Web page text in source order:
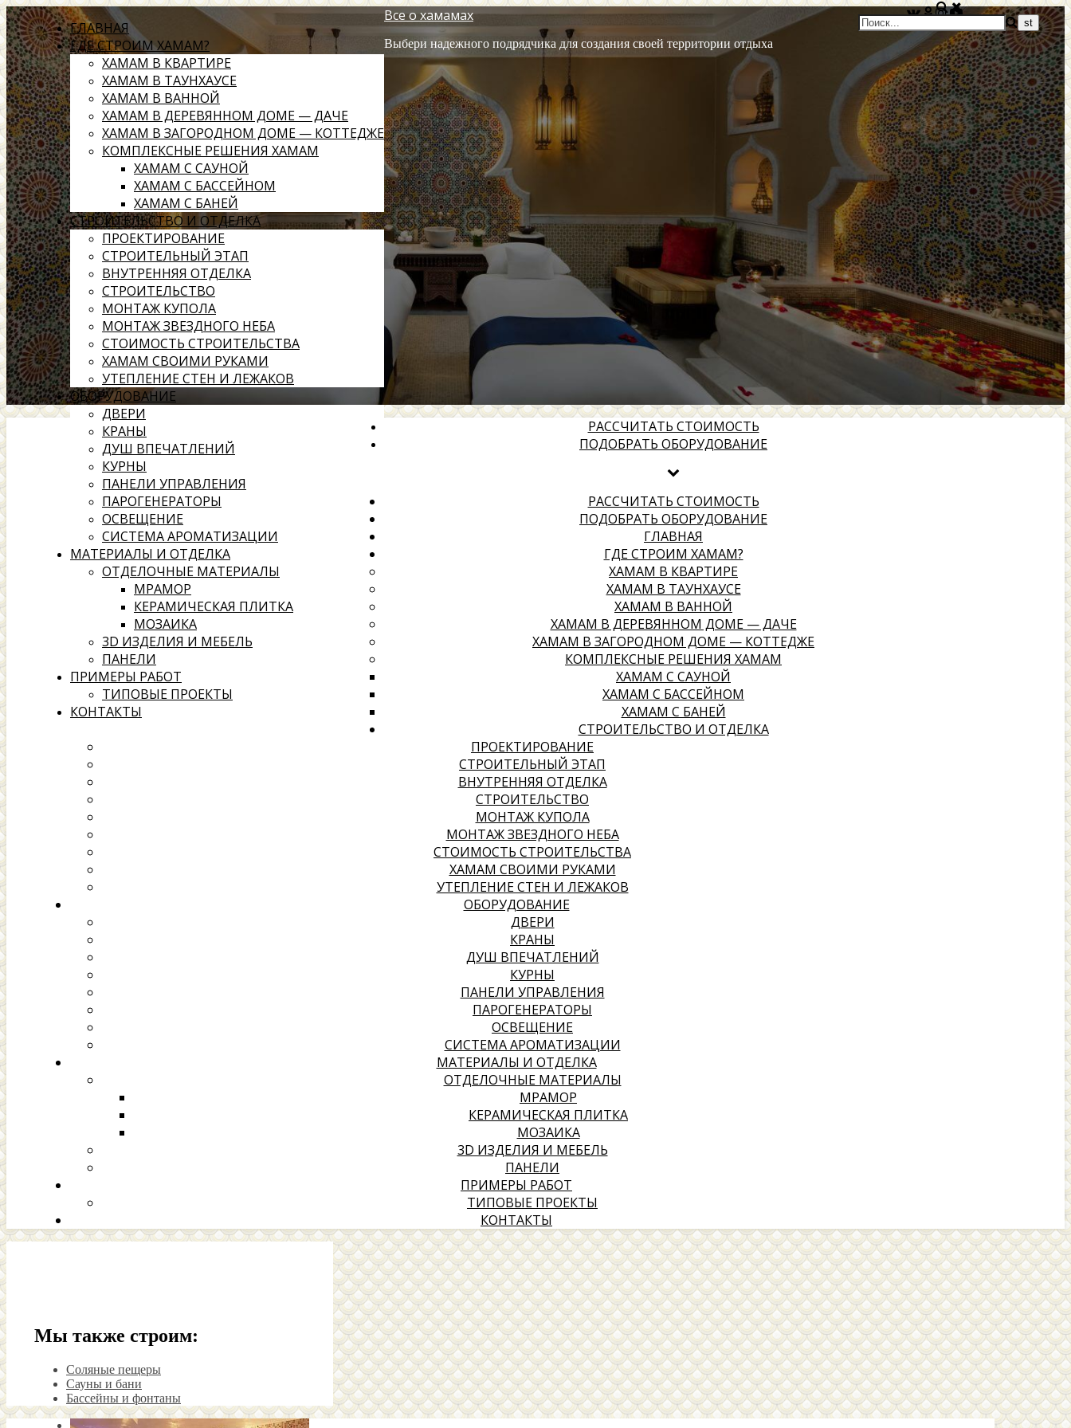
ГЛАВНАЯ
ГДЕ СТРОИМ ХАМАМ?
ХАМАМ В КВАРТИРЕ
ХАМАМ В ТАУНХАУСЕ
ХАМАМ В ВАННОЙ
ХАМАМ В ДЕРЕВЯННОМ ДОМЕ — ДАЧЕ
ХАМАМ В ЗАГОРОДНОМ ДОМЕ — КОТТЕДЖЕ
КОМПЛЕКСНЫЕ РЕШЕНИЯ ХАМАМ
ХАМАМ С САУНОЙ
ХАМАМ С БАССЕЙНОМ
ХАМАМ С БАНЕЙ
СТРОИТЕЛЬСТВО И ОТДЕЛКА
ПРОЕКТИРОВАНИЕ
СТРОИТЕЛЬНЫЙ ЭТАП
ВНУТРЕННЯЯ ОТДЕЛКА
СТРОИТЕЛЬСТВО
МОНТАЖ КУПОЛА
МОНТАЖ ЗВЕЗДНОГО НЕБА
СТОИМОСТЬ СТРОИТЕЛЬСТВА
ХАМАМ СВОИМИ РУКАМИ
УТЕПЛЕНИЕ СТЕН И ЛЕЖАКОВ
ОБОРУДОВАНИЕ
ДВЕРИ
КРАНЫ
ДУШ ВПЕЧАТЛЕНИЙ
КУРНЫ
ПАНЕЛИ УПРАВЛЕНИЯ
ПАРОГЕНЕРАТОРЫ
ОСВЕЩЕНИЕ
СИСТЕМА АРОМАТИЗАЦИИ
МАТЕРИАЛЫ И ОТДЕЛКА
ОТДЕЛОЧНЫЕ МАТЕРИАЛЫ
МРАМОР
КЕРАМИЧЕСКАЯ ПЛИТКА
МОЗАИКА
3D ИЗДЕЛИЯ И МЕБЕЛЬ
ПАНЕЛИ
ПРИМЕРЫ РАБОТ
ТИПОВЫЕ ПРОЕКТЫ
КОНТАКТЫ
Все о хамамах
Выбери надежного подрядчика для создания своей территории отдыха
РАССЧИТАТЬ СТОИМОСТЬ
ПОДОБРАТЬ ОБОРУДОВАНИЕ
РАССЧИТАТЬ СТОИМОСТЬ
ПОДОБРАТЬ ОБОРУДОВАНИЕ
ГЛАВНАЯ
ГДЕ СТРОИМ ХАМАМ?
ХАМАМ В КВАРТИРЕ
ХАМАМ В ТАУНХАУСЕ
ХАМАМ В ВАННОЙ
ХАМАМ В ДЕРЕВЯННОМ ДОМЕ — ДАЧЕ
ХАМАМ В ЗАГОРОДНОМ ДОМЕ — КОТТЕДЖЕ
КОМПЛЕКСНЫЕ РЕШЕНИЯ ХАМАМ
ХАМАМ С САУНОЙ
ХАМАМ С БАССЕЙНОМ
ХАМАМ С БАНЕЙ
СТРОИТЕЛЬСТВО И ОТДЕЛКА
ПРОЕКТИРОВАНИЕ
СТРОИТЕЛЬНЫЙ ЭТАП
ВНУТРЕННЯЯ ОТДЕЛКА
СТРОИТЕЛЬСТВО
МОНТАЖ КУПОЛА
МОНТАЖ ЗВЕЗДНОГО НЕБА
СТОИМОСТЬ СТРОИТЕЛЬСТВА
ХАМАМ СВОИМИ РУКАМИ
УТЕПЛЕНИЕ СТЕН И ЛЕЖАКОВ
ОБОРУДОВАНИЕ
ДВЕРИ
КРАНЫ
ДУШ ВПЕЧАТЛЕНИЙ
КУРНЫ
ПАНЕЛИ УПРАВЛЕНИЯ
ПАРОГЕНЕРАТОРЫ
ОСВЕЩЕНИЕ
СИСТЕМА АРОМАТИЗАЦИИ
МАТЕРИАЛЫ И ОТДЕЛКА
ОТДЕЛОЧНЫЕ МАТЕРИАЛЫ
МРАМОР
КЕРАМИЧЕСКАЯ ПЛИТКА
МОЗАИКА
3D ИЗДЕЛИЯ И МЕБЕЛЬ
ПАНЕЛИ
ПРИМЕРЫ РАБОТ
ТИПОВЫЕ ПРОЕКТЫ
КОНТАКТЫ
Мы также строим:
Соляные пещеры
Сауны и бани
Бассейны и фонтаны